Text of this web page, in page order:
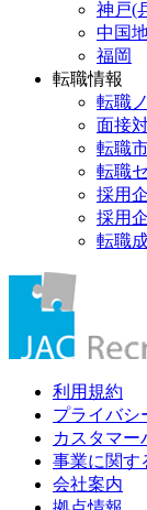
神戸(
中国
福岡
転職情報
転職
面接
転職
転職
採用
採用
転職
利用規約
プライバシ
カスタマー
事業に関す
会社案内